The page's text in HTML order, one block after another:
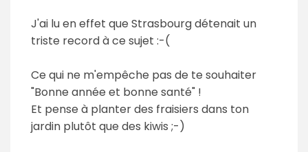
J'ai lu en effet que Strasbourg détenait un
triste record à ce sujet :-(
Ce qui ne m'empêche pas de te souhaiter
"Bonne année et bonne santé" !
Et pense à planter des fraisiers dans ton
jardin plutôt que des kiwis ;-)